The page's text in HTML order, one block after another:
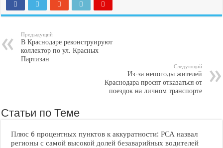
Предыдущий
В Краснодаре реконструируют
коллектор по ул. Красных
Партизан
Следующий
Из-за непогоды жителей
Краснодара просят отказаться от
поездок на личном транспорте
Статьи по Теме
Плюс 6 процентных пунктов к аккуратности: РСА назвал
регионы с самой высокой долей безаварийных водителей